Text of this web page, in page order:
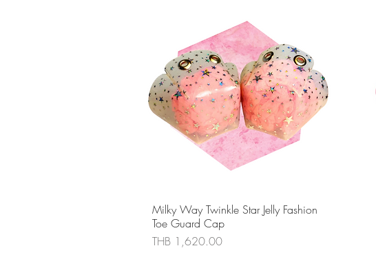
ดูข้อมูลด่วน
Milky Way Twinkle Star Jelly Fashion
Toe Guard Cap
ราคา
THB 1,620.00